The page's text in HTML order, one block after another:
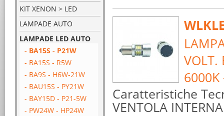
KIT XENON > LED
LAMPADE AUTO
LAMPADE LED AUTO
- BA15S - P21W
- BA15S - R5W
- BA9S - H6W-21W
- BAU15S - PY21W
- BAY15D - P21-5W
- PW24W - HP24W
VOLT.
6000K
Caratteristiche
VENTOLA